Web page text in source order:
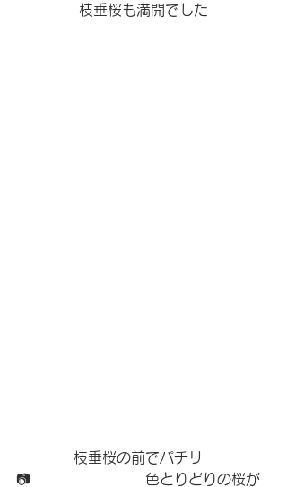
枝垂桜も満開でした
枝垂桜の前でパチリ
📷　　　　　　　　色とりどりの桜が